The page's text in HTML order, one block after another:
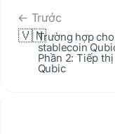
← Trước
🇻🇳Trường hợp
stablecoin
Phần 2: Tiếp thị
Qubic